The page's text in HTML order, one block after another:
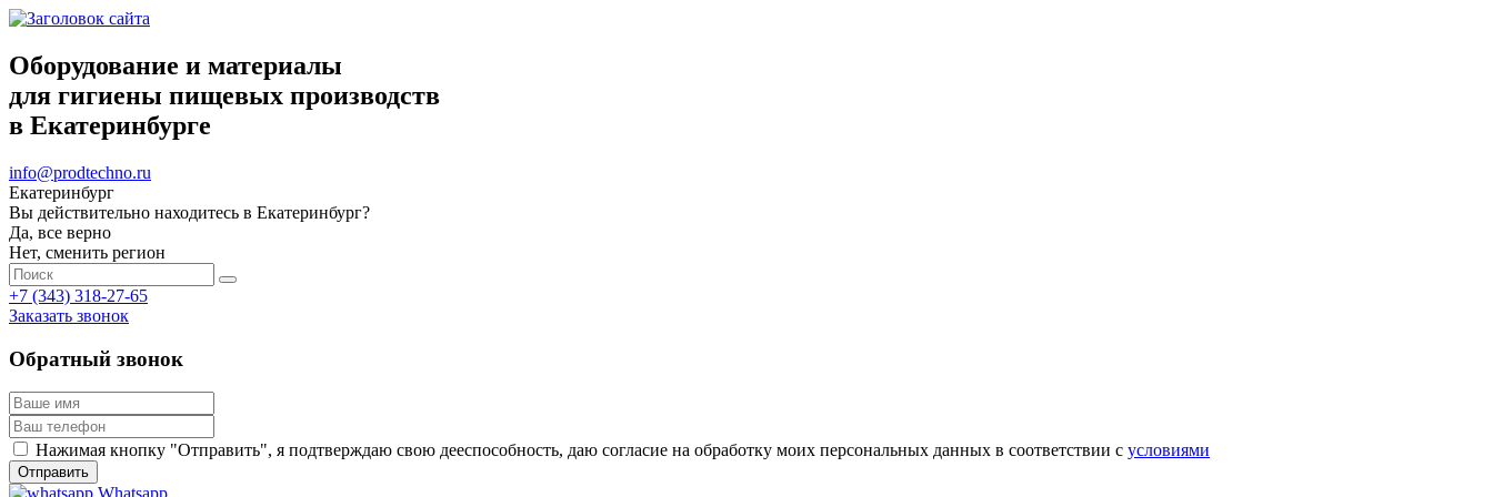
Оборудование и материалы
для гигиены пищевых производств
в Екатеринбурге
info@prodtechno.ru
Екатеринбург
Вы действительно находитесь в Екатеринбург?
Да, все верно
Нет, сменить регион
+7 (343) 318-27-65
Заказать звонок
Обратный звонок
Нажимая кнопку "Отправить", я подтверждаю свою дееспособность, даю согласие на обработку моих персональных данных в соответствии с условиями